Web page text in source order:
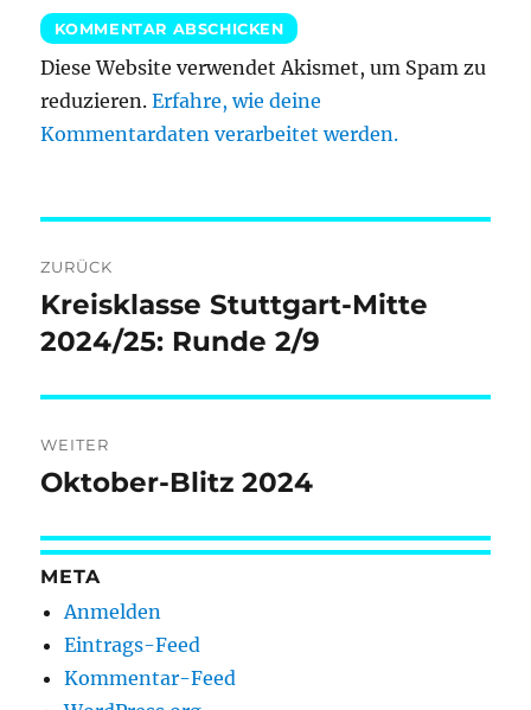
Diese Website verwendet Akismet, um Spam zu
reduzieren.Erfahre, wie deine
Kommentardaten verarbeitet werden.
ZURÜCK
Vorheriger
Beitrag:
Kreisklasse Stuttgart-Mitte
2024/25: Runde 2/9
WEITER
Nächster
Oktober-Blitz 2024
META
Anmelden
Eintrags-Feed
Kommentar-Feed